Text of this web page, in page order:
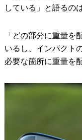
している」と語るの
「どの部分に重量を
いるし、インパクト
必要な箇所に重量を